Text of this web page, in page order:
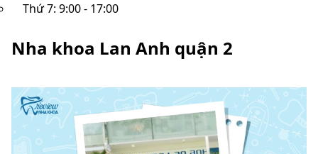
Thứ 7: 9:00 - 17:00
Nha khoa Lan Anh quận 2